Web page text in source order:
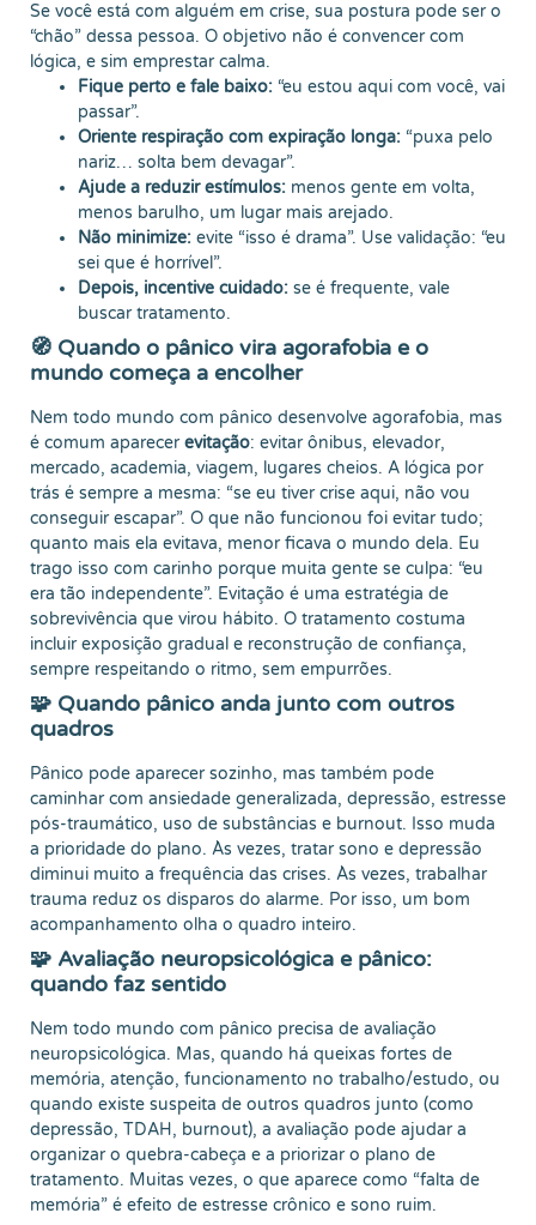
Se você está com alguém em crise, sua postura pode ser o
“chão” dessa pessoa. O objetivo não é convencer com
lógica, e sim emprestar calma.
Fique perto e fale baixo: “eu estou aqui com você, vai
passar”.
Oriente respiração com expiração longa: “puxa pelo
nariz… solta bem devagar”.
Ajude a reduzir estímulos: menos gente em volta,
menos barulho, um lugar mais arejado.
Não minimize: evite “isso é drama”. Use validação: “eu
sei que é horrível”.
Depois, incentive cuidado: se é frequente, vale
buscar tratamento.
🧭 Quando o pânico vira agorafobia e o
mundo começa a encolher
Nem todo mundo com pânico desenvolve agorafobia, mas
é comum aparecerevitação: evitar ônibus, elevador,
mercado, academia, viagem, lugares cheios. A lógica por
trás é sempre a mesma: “se eu tiver crise aqui, não vou
conseguir escapar”. O que não funcionou foi evitar tudo;
quanto mais ela evitava, menor ficava o mundo dela. Eu
trago isso com carinho porque muita gente se culpa: “eu
era tão independente”. Evitação é uma estratégia de
sobrevivência que virou hábito. O tratamento costuma
incluir exposição gradual e reconstrução de confiança,
sempre respeitando o ritmo, sem empurrões.
🧩 Quando pânico anda junto com outros
quadros
Pânico pode aparecer sozinho, mas também pode
caminhar com ansiedade generalizada, depressão, estresse
pós-traumático, uso de substâncias e burnout. Isso muda
a prioridade do plano. Às vezes, tratar sono e depressão
diminui muito a frequência das crises. Às vezes, trabalhar
trauma reduz os disparos do alarme. Por isso, um bom
acompanhamento olha o quadro inteiro.
🧩 Avaliação neuropsicológica e pânico:
quando faz sentido
Nem todo mundo com pânico precisa de avaliação
neuropsicológica. Mas, quando há queixas fortes de
memória, atenção, funcionamento no trabalho/estudo, ou
quando existe suspeita de outros quadros junto (como
depressão, TDAH, burnout), a avaliação pode ajudar a
organizar o quebra-cabeça e a priorizar o plano de
tratamento. Muitas vezes, o que aparece como “falta de
memória” é efeito de estresse crônico e sono ruim.